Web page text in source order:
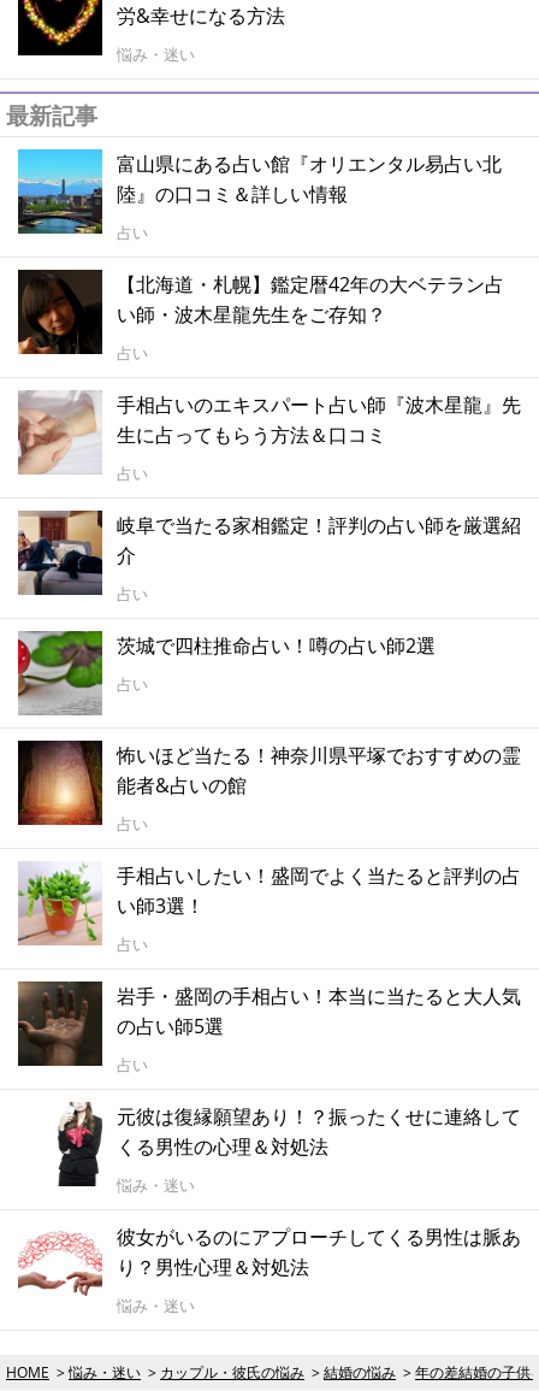
労&幸せになる方法
悩み・迷い
最新記事
富山県にある占い館『オリエンタル易占い北
陸』の口コミ＆詳しい情報
占い
【北海道・札幌】鑑定暦42年の大ベテラン占
い師・波木星龍先生をご存知？
占い
手相占いのエキスパート占い師『波木星龍』先
生に占ってもらう方法＆口コミ
占い
岐阜で当たる家相鑑定！評判の占い師を厳選紹
介
占い
茨城で四柱推命占い！噂の占い師2選
占い
怖いほど当たる！神奈川県平塚でおすすめの霊
能者&占いの館
占い
手相占いしたい！盛岡でよく当たると評判の占
い師3選！
占い
岩手・盛岡の手相占い！本当に当たると大人気
の占い師5選
占い
元彼は復縁願望あり！？振ったくせに連絡して
くる男性の心理＆対処法
悩み・迷い
彼女がいるのにアプローチしてくる男性は脈あ
り？男性心理＆対処法
悩み・迷い
HOME 悩み・迷い カップル・彼氏の悩み 結婚の悩み 年の差結婚の子供